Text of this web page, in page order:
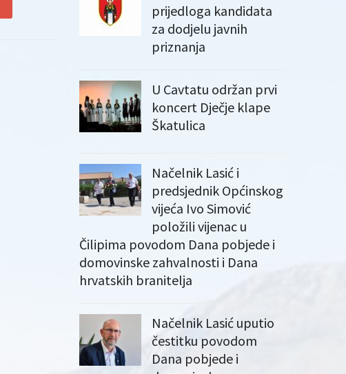
prijedloga kandidata
za dodjelu javnih
priznanja
U Cavtatu održan prvi
koncert Dječje klape
Škatulica
Načelnik Lasić i
predsjednik Općinskog
vijeća Ivo Simović
položili vijenac u
Čilipima povodom Dana pobjede i
domovinske zahvalnosti i Dana
hrvatskih branitelja
Načelnik Lasić uputio
čestitku povodom
Dana pobjede i